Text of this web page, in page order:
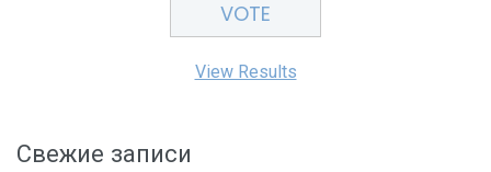
View Results
Свежие записи